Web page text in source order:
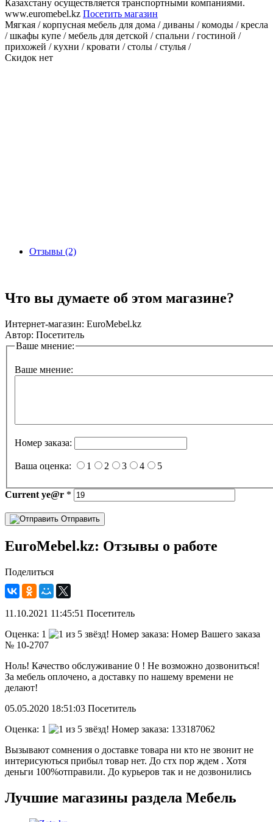
Казахстану осуществляется транспортными компаниями.
www.euromebel.kz Посетить магазин
Мягкая / корпусная мебель для дома / диваны / комоды / кресла
/ шкафы купе / мебель для детской / спальни / гостиной /
прихожей / кухни / кровати / столы / стулья /
Скидок нет
Отзывы (2)
Что вы думаете об этом магазине?
Интернет-магазин: EuroMebel.kz
Автор: Посетитель
Ваше мнение:
Ваше мнение:
Номер заказа:
Ваша оценка: 1 2 3 4 5
Current ye@r *
Отправить
EuroMebel.kz: Отзывы о работе
Поделиться
11.10.2021 11:45:51 Посетитель
Оценка: 1
Номер заказа: Номер Вашего заказа
№ 10-2707
Ноль! Качество обслуживание 0 ! Не возможно дозвониться!
За мебель оплочено, а доставку по нашему времени не
делают!
05.05.2020 18:51:03 Посетитель
Оценка: 1
Номер заказа: 133187062
Вызывают сомнения о доставке товара ни кто не звонит не
интерисуються прибыл товар нет. До стх пор ждем . Хотя
деньги 100%отправили. До курьеров так и не дозвонились
Лучшие магазины раздела Мебель